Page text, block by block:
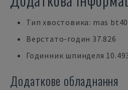
Тип хвостовика: mas
Верстато-годин 37.826
Годинник шпинделя
Додаткове обладнання